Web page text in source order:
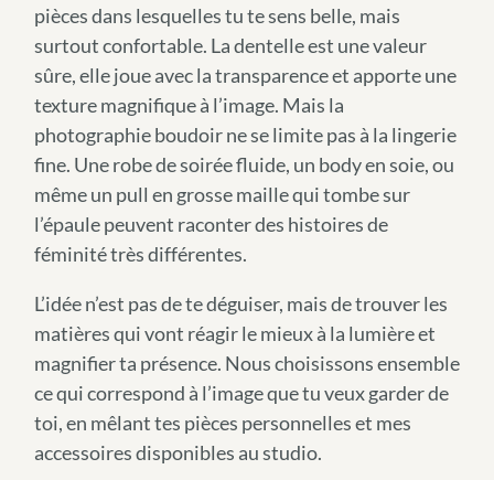
pièces dans lesquelles tu te sens belle, mais
surtout confortable. La dentelle est une valeur
sûre, elle joue avec la transparence et apporte une
texture magnifique à l’image. Mais la
photographie boudoir ne se limite pas à la lingerie
fine. Une robe de soirée fluide, un body en soie, ou
même un pull en grosse maille qui tombe sur
l’épaule peuvent raconter des histoires de
féminité très différentes.
L’idée n’est pas de te déguiser, mais de trouver les
matières qui vont réagir le mieux à la lumière et
magnifier ta présence. Nous choisissons ensemble
ce qui correspond à l’image que tu veux garder de
toi, en mêlant tes pièces personnelles et mes
accessoires disponibles au studio.